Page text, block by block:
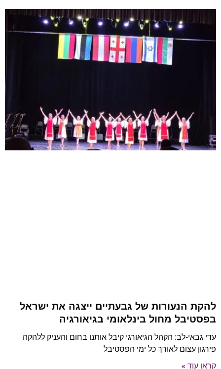
להקת הנעורות של גבעתיים ייצגה את ישראל
בפסטיבל מחול בינלאומי בגיאורגיה
עדי גבאי-לב: הקהל הגיאורגי קיבל אותנו בחום והעניק ללהקה
פירגון עצום לאורך כל ימי הפסטיבל
קראו עוד »